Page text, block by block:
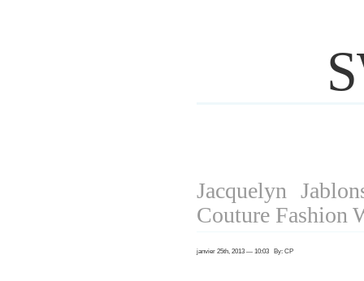
Jacquelyn
Couture Fashion
janvier 25th, 2013 — 10:03 By: CP